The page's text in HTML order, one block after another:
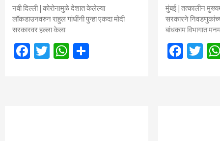
नवी दिल्ली | कोरोनामुळे देशात केलेल्या
लॉकडाउनवरुन राहुल गांधींनी पुन्हा एकदा मोदी
सरकारवर हल्ला केला
Facebook
TwitterWhatsApp
मुंबई | तत्कालीन
सरकारने
बांधकाम विभागात